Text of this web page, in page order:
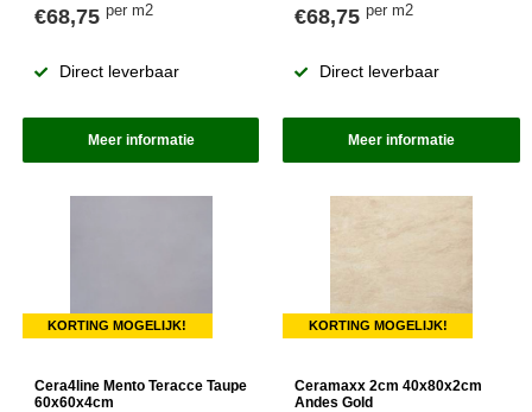
€68,75 per m2
Direct leverbaar
Meer informatie
€68,75per m2
Direct leverbaar
Meer informatie
KORTING MOGELIJK!
Cera4line Mento Teracce Taupe
60x60x4cm
KORTING MOGELIJK!
Ceramaxx 2cm 40x80x2cm
Andes Gold